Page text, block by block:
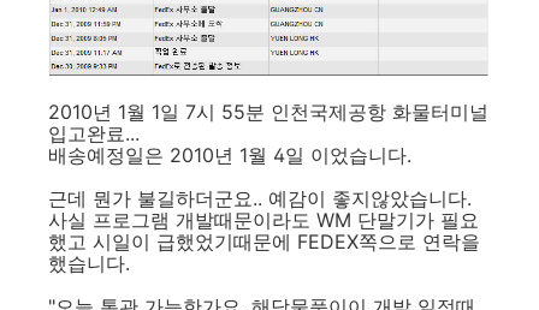
2010년 1월 1일 7시 55분 인천국제공항 화물터미널
입고완료...
배송예정일은 2010년 1월 4일 이었습니다.
근데 뭔가 불길하더군요.. 예감이 좋지않았습니다.
사실 프로그램 개발때문이라도 WM 단말기가 필요
했고 시일이 급했었기때문에 FEDEX쪽으로 연락을
했습니다.